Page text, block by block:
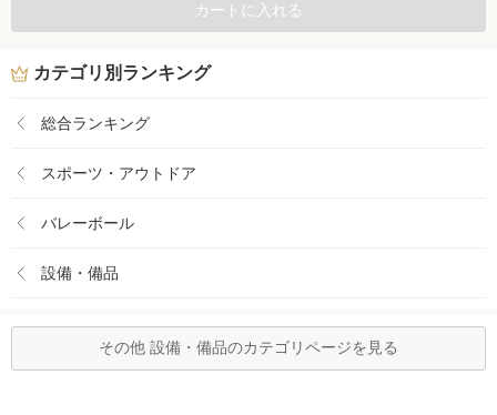
カートに入れる
カテゴリ別ランキング
総合ランキング
スポーツ・アウトドア
バレーボール
設備・備品
その他 設備・備品のカテゴリページを見る